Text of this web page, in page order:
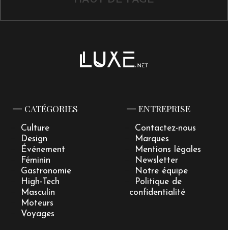
CATÉGORIES
Culture
Design
Événement
Féminin
Gastronomie
High-Tech
Masculin
Moteurs
Voyages
ENTREPRISE
Contactez-nous
Marques
Mentions légales
Newsletter
Notre équipe
Politique de
confidentialité